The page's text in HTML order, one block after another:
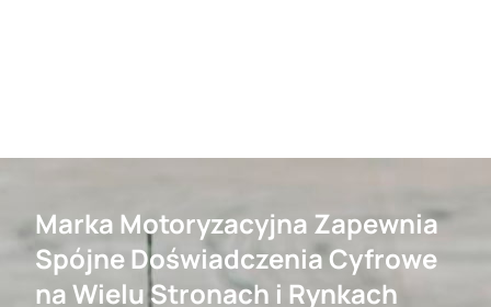
Marka Motoryzacyjna Zapewnia
Spójne Doświadczenia Cyfrowe
na Wielu Stronach i Rynkach